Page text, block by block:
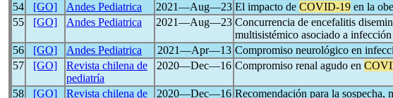
54
[GO] Andes Pediatrica 2021―Aug―23 El impacto de COVID-19 en la
55
[GO] Andes Pediatrica 2021―Aug―23 Concurrencia de encefalitis
multisistémico asociado a
56
[GO] Andes Pediatrica 2021―Apr―13 Compromiso neurológico en
57
[GO]
Revista chilena de
pediatría
2020―Dec―16 Compromiso renal agudo en
58 [GO]
Revista chilena de
2020―Dec―16 Recomendación para la sospecha,